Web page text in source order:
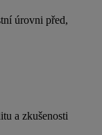
úrovni před,
a zkušenosti